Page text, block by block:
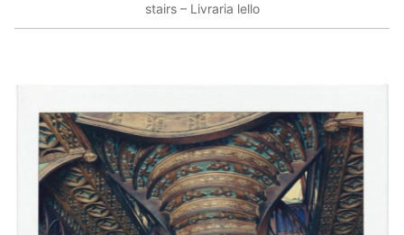
stairs – Livraria lello